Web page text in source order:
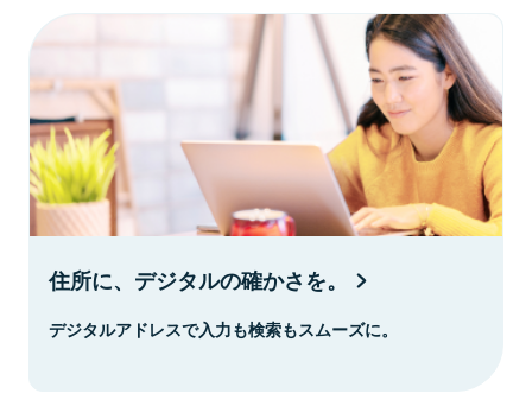
住所に、デジタルの確かさを。
デジタルアドレスで入力も検索もスムーズに。